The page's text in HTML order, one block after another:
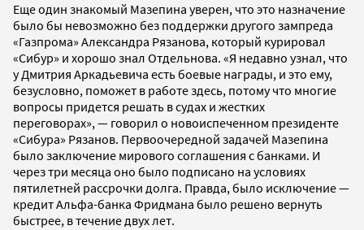
Еще один знакомый Мазепина уверен, что это назначение
было бы невозможно без поддержки другого зампреда
«Газпрома» Александра Рязанова, который курировал
«Сибур» и хорошо знал Отдельнова. «Я недавно узнал, что
у Дмитрия Аркадьевича есть боевые награды, и это ему,
безусловно, поможет в работе здесь, потому что многие
вопросы придется решать в судах и жестких
переговорах», — говорил о новоиспеченном президенте
«Сибура» Рязанов. Первоочередной задачей Мазепина
было заключение мирового соглашения с банками. И
через три месяца оно было подписано на условиях
пятилетней рассрочки долга. Правда, было исключение —
кредит Альфа-банка Фридмана было решено вернуть
быстрее, в течение двух лет.